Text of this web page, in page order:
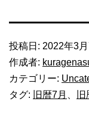
投稿日: 2022年3月
作成者:
カテゴリー:
タグ:
旧暦7月